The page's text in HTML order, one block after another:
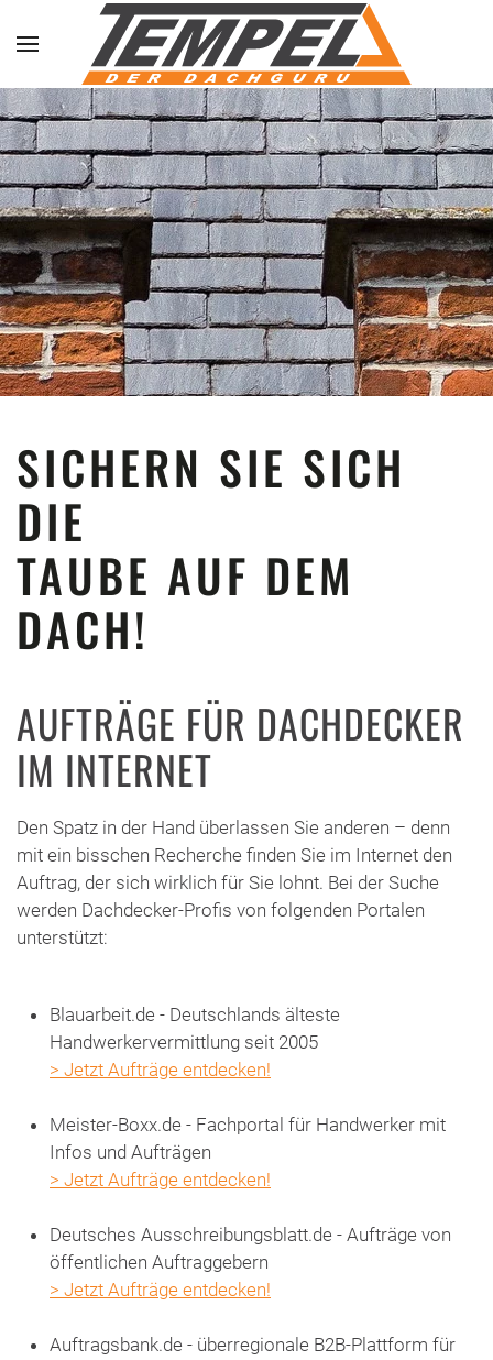
Skip to main content
SICHERN SIE SICH
DIE
TAUBE AUF DEM
DACH!
AUFTRÄGE FÜR DACHDECKER
IM INTERNET
Den Spatz in der Hand überlassen Sie anderen – denn
mit ein bisschen Recherche finden Sie im Internet den
Auftrag, der sich wirklich für Sie lohnt. Bei der Suche
werden Dachdecker-Profis von folgenden Portalen
unterstützt:
Blauarbeit.de - Deutschlands älteste
Handwerkervermittlung seit 2005
> Jetzt Aufträge entdecken!
Meister-Boxx.de - Fachportal für Handwerker mit
Infos und Aufträgen
> Jetzt Aufträge entdecken!
Deutsches Ausschreibungsblatt.de - Aufträge von
öffentlichen Auftraggebern
> Jetzt Aufträge entdecken!
Auftragsbank.de - überregionale B2B-Plattform für